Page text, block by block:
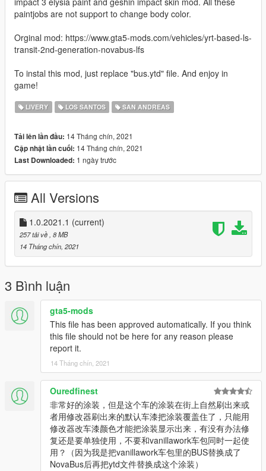
paintjobs are not support to change body color.
Orginal mod: https://www.gta5-mods.com/vehicles/yrt-based-ls-
transit-2nd-generation-novabus-lfs
To instal this mod, just replace "bus.ytd" file. And enjoy in
game!
LIVERY LOS SANTOS SAN ANDREAS
Tải lên lần đầu: 14 Tháng chín, 2021
Cập nhật lần cuối: 14 Tháng chín, 2021
Last Downloaded: 1 ngày trước
All Versions
1.0.2021.1 (current)
257 tải về , 8 MB
14 Tháng chín, 2021
3 Bình luận
gta5-mods
This file has been approved automatically. If you think
this file should not be here for any reason please
report it.
14 Tháng chín, 2021
Ouredfinest
非常好的涂装，但是这个车的涂装在街上自然刷出来或
者用修改器刷出来的默认车漆把涂装覆盖住了，只能用
修改器改车漆颜色才能把涂装显示出来，有没有办法修
复还是要单独使用，不要和vanillawork车包同时一起使
用？（因为我是把vanillawork车包里的BUS替换成了
NovaBus后再把ytd文件替换成这个涂装）